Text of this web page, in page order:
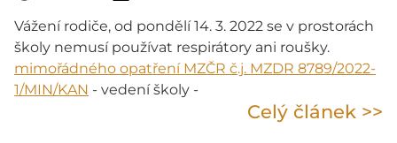
Vážení rodiče, od pondělí 14. 3. 2022 se v prostorách
školy nemusí používat respirátory ani roušky.
mimořádného opatření MZČR č.j. MZDR 8789/2022-
1/MIN/KAN - vedení školy -
Celý článek >>